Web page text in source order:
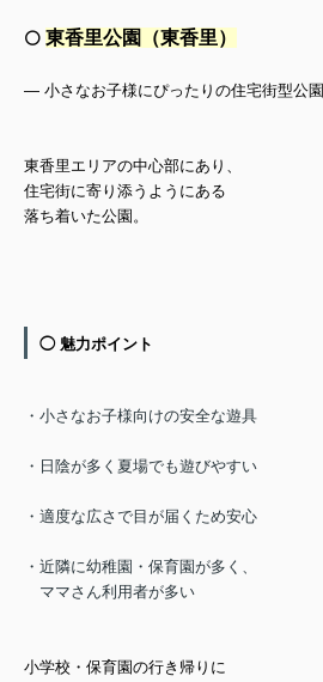
⚪️ 東香里公園（東香里）
— 小さなお子様にぴったりの住宅街型公園
東香里エリアの中心部にあり、
住宅街に寄り添うようにある
落ち着いた公園。
◯ 魅力ポイント
・小さなお子様向けの安全な遊具
・日陰が多く夏場でも遊びやすい
・適度な広さで目が届くため安心
・近隣に幼稚園・保育園が多く、
ママさん利用者が多い
小学校・保育園の行き帰りに